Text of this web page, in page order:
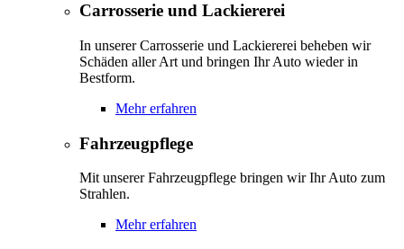
Carrosserie und Lackiererei
In unserer Carrosserie und Lackiererei beheben wir
Schäden aller Art und bringen Ihr Auto wieder in
Bestform.
Mehr erfahren
Fahrzeugpflege
Mit unserer Fahrzeugpflege bringen wir Ihr Auto zum
Strahlen.
Mehr erfahren